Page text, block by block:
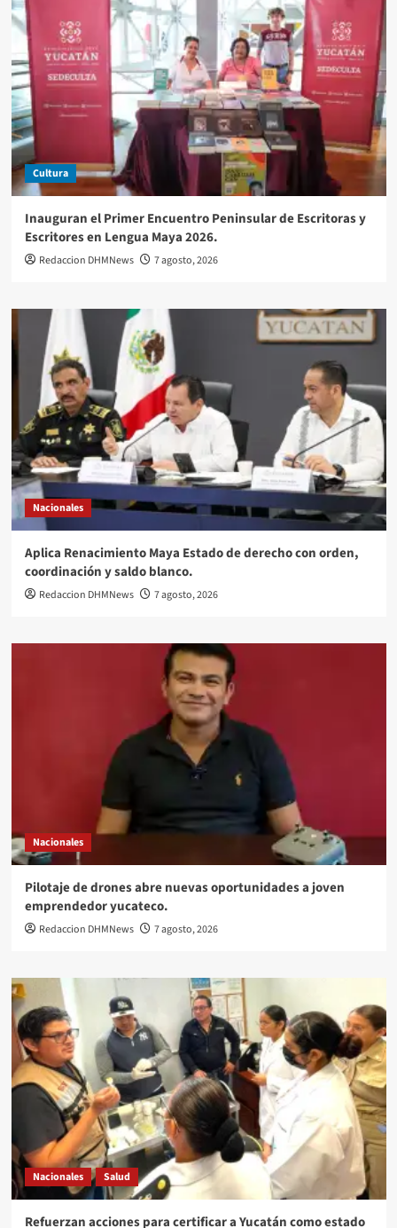
Cultura
Inauguran el Primer Encuentro Peninsular de Escritoras y
Escritores en Lengua Maya 2026.
Redaccion DHMNews 7 agosto, 2026
Nacionales
Aplica Renacimiento Maya Estado de derecho con orden,
coordinación y saldo blanco.
Redaccion DHMNews 7 agosto, 2026
Nacionales
Pilotaje de drones abre nuevas oportunidades a joven
emprendedor yucateco.
Redaccion DHMNews 7 agosto, 2026
Nacionales Salud
Refuerzan acciones para certificar a Yucatán como estado